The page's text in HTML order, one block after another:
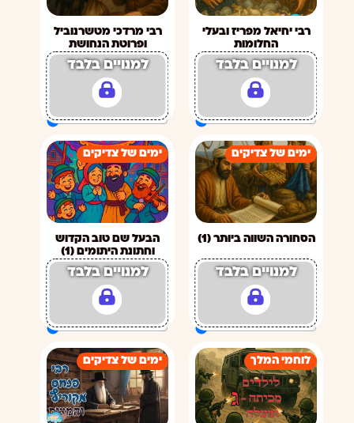
רבי יחיאל מפריז ובעלי
החלומות
למנויים בלבד
רבי מרדכי מטשרנוביל
ופרוטת הנחושת
למנויים בלבד
ימים של צדיקים
הסחורה השווה ביותר (1)
למנויים בלבד
ימים של צדיקים
הבעל שם טוב הקדוש
וחתונת היתומים (1)
למנויים בלבד
לוחמי המלך ימים של צדיקים